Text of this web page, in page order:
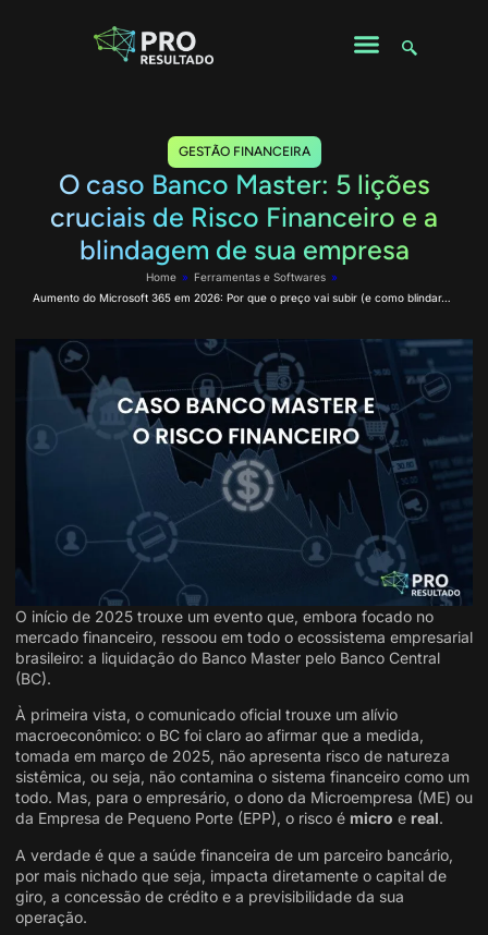
GESTÃO FINANCEIRA
O caso Banco Master: 5 lições
cruciais de Risco Financeiro e a
blindagem de sua empresa
Home » Ferramentas e Softwares »
Aumento do Microsoft 365 em 2026: Por que o preço vai subir (e como blindar…
O início de 2025 trouxe um evento que, embora focado no
mercado financeiro, ressoou em todo o ecossistema empresarial
brasileiro: a liquidação do Banco Master pelo Banco Central
(BC).
À primeira vista, o comunicado oficial trouxe um alívio
macroeconômico: o BC foi claro ao afirmar que a medida,
tomada em março de 2025, não apresenta risco de natureza
sistêmica, ou seja, não contamina o sistema financeiro como um
todo. Mas, para o empresário, o dono da Microempresa (ME) ou
da Empresa de Pequeno Porte (EPP), o risco é micro e real.
A verdade é que a saúde financeira de um parceiro bancário,
por mais nichado que seja, impacta diretamente o capital de
giro, a concessão de crédito e a previsibilidade da sua
operação.